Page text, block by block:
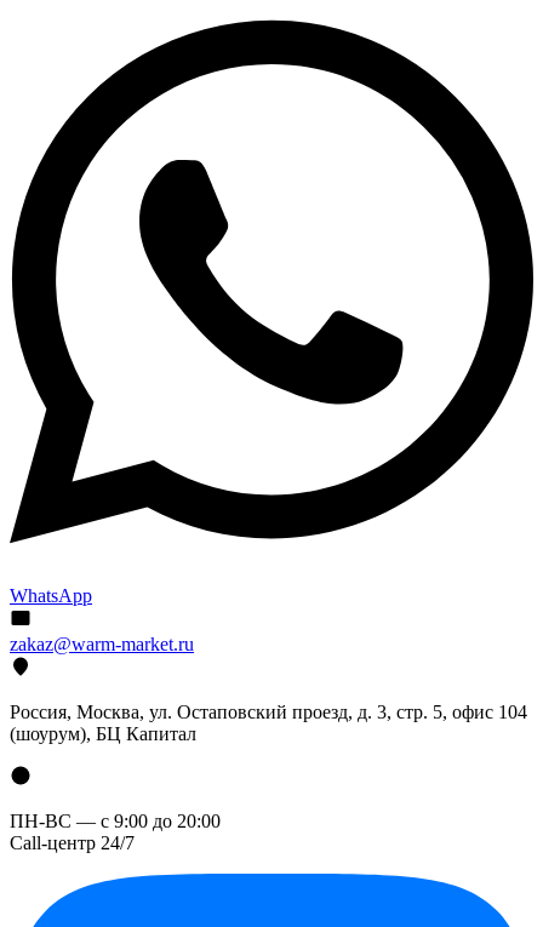
WhatsApp
zakaz@warm-market.ru
Россия, Москва, ул. Остаповский проезд, д. 3, стр. 5, офис 104
(шоурум), БЦ Капитал
ПН-ВС — с 9:00 до 20:00
Call-центр 24/7